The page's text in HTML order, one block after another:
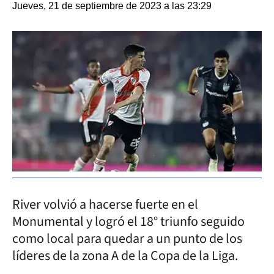
Jueves, 21 de septiembre de 2023 a las 23:29
River volvió a hacerse fuerte en el
Monumental y logró el 18° triunfo seguido
como local para quedar a un punto de los
líderes de la zona A de la Copa de la Liga.